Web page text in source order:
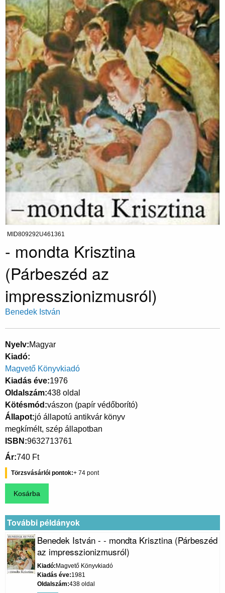
MID809292U461361
- mondta Krisztina
(Párbeszéd az
impresszionizmusról)
Benedek István
Nyelv Magyar
Kiadó
Magvető Könyvkiadó
Kiadás éve 1976
Oldalszám 438 oldal
Kötésmód vászon (papír védőborító)
Állapot jó állapotú antikvár könyv
megkímélt, szép állapotban
ISBN 9632713761
Ár 740 Ft
Törzsvásárlói pontok 74
További példányok
Benedek István - - mondta Krisztina (Párbeszéd
az impresszionizmusról)
Kiadó Magvető Könyvkiadó
Kiadás éve 1981
Oldalszám 438 oldal